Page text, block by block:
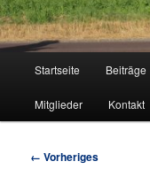
Startseite Beiträge
Mitglieder Kontakt
Bilder-
← Vorheriges